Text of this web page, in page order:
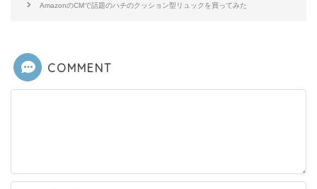
AmazonのCMで話題のハチのクッション型リュックを買ってみた
COMMENT